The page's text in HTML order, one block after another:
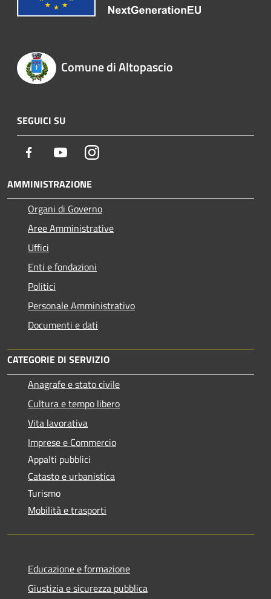
Comune di Altopascio
SEGUICI SU
Facebook YoutubeInstagram
AMMINISTRAZIONE
Organi di Governo
Aree Amministrative
Uffici
Enti e fondazioni
Politici
Personale Amministrativo
Documenti e dati
CATEGORIE DI SERVIZIO
Anagrafe e stato civile
Cultura e tempo libero
Vita lavorativa
Imprese e Commercio
Appalti pubblici
Catasto e urbanistica
Turismo
Mobilità e trasporti
Educazione e formazione
Giustizia e sicurezza pubblica